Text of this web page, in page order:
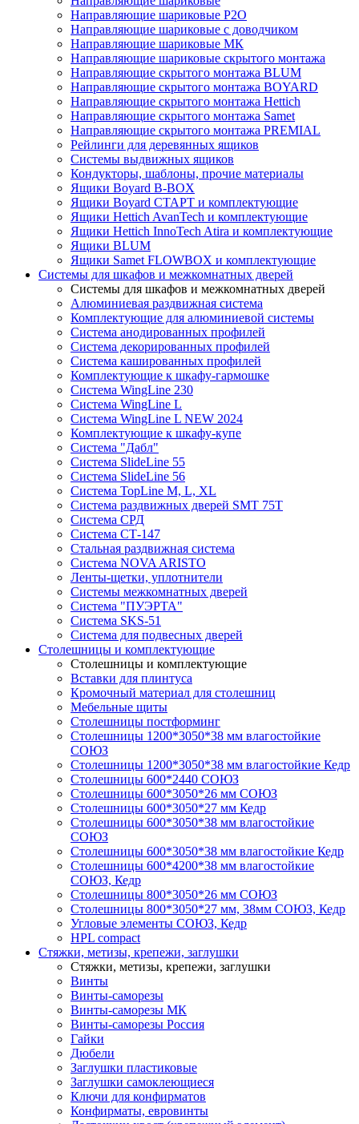
Направляющие шариковые P2O
Направляющие шариковые с доводчиком
Направляющие шариковые МК
Направляющие шариковые скрытого монтажа
Направляющие скрытого монтажа BLUM
Направляющие скрытого монтажа BOYARD
Направляющие скрытого монтажа Hettich
Направляющие скрытого монтажа Samet
Направляющие скрытого монтажа PREMIAL
Рейлинги для деревянных ящиков
Системы выдвижных ящиков
Кондукторы, шаблоны, прочие материалы
Ящики Boyard B-BOX
Ящики Boyard СТАРТ и комплектующие
Ящики Hettich AvanTech и комплектующие
Ящики Hettich InnoTech Atira и комплектующие
Ящики BLUM
Ящики Samet FLOWBOX и комплектующие
Системы для шкафов и межкомнатных дверей
Системы для шкафов и межкомнатных дверей
Алюминиевая раздвижная система
Комплектующие для алюминиевой системы
Система анодированных профилей
Система декорированных профилей
Система кашированных профилей
Комплектующие к шкафу-гармошке
Система WingLine 230
Система WingLine L
Система WingLine L NEW 2024
Комплектующие к шкафу-купе
Система "Дабл"
Система SlideLine 55
Система SlideLine 56
Система TopLine M, L, XL
Система раздвижных дверей SMT 75T
Система СРД
Система СТ-147
Стальная раздвижная система
Система NOVA ARISTO
Ленты-щетки, уплотнители
Системы межкомнатных дверей
Система "ПУЭРТА"
Система SKS-51
Система для подвесных дверей
Столешницы и комплектующие
Столешницы и комплектующие
Вставки для плинтуса
Кромочный материал для столешниц
Мебельные щиты
Столешницы постформинг
Столешницы 1200*3050*38 мм влагостойкие
СОЮЗ
Столешницы 1200*3050*38 мм влагостойкие Кедр
Столешницы 600*2440 СОЮЗ
Столешницы 600*3050*26 мм СОЮЗ
Столешницы 600*3050*27 мм Кедр
Столешницы 600*3050*38 мм влагостойкие
СОЮЗ
Столешницы 600*3050*38 мм влагостойкие Кедр
Столешницы 600*4200*38 мм влагостойкие
СОЮЗ, Кедр
Столешницы 800*3050*26 мм СОЮЗ
Столешницы 800*3050*27 мм, 38мм СОЮЗ, Кедр
Угловые элементы СОЮЗ, Кедр
HPL compact
Стяжки, метизы, крепежи, заглушки
Стяжки, метизы, крепежи, заглушки
Винты
Винты-саморезы
Винты-саморезы МК
Винты-саморезы Россия
Гайки
Дюбели
Заглушки пластиковые
Заглушки самоклеющиеся
Ключи для конфирматов
Конфирматы, евровинты